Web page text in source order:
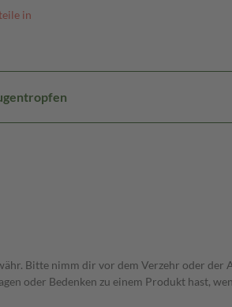
in
Bitte nimm dir vor dem Verzehr oder
oder Bedenken zu einem Produkt hast,